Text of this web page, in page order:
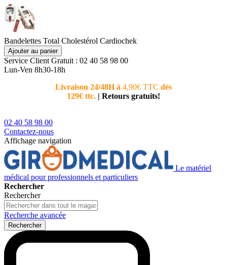
Bandelettes Total Cholestérol Cardiochek
Ajouter au panier
Service Client Gratuit : 02 40 58 98 00
Lun-Ven 8h30-18h
Livraison 24/48H à 4,90€ TTC dès
129€ ttc. | Retours gratuits!
02 40 58 98 00
Contactez-nous
Affichage navigation
Le matériel
médical pour professionnels et particuliers
Rechercher
Rechercher
Recherche avancée
Rechercher